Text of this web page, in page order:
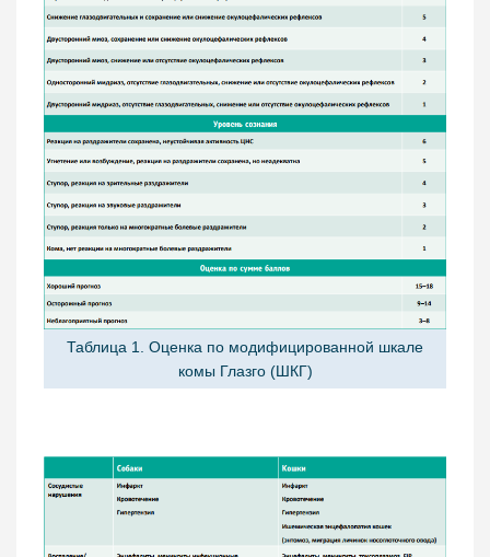
Таблица 1. Оценка по модифицированной шкале
комы Глазго (ШКГ)